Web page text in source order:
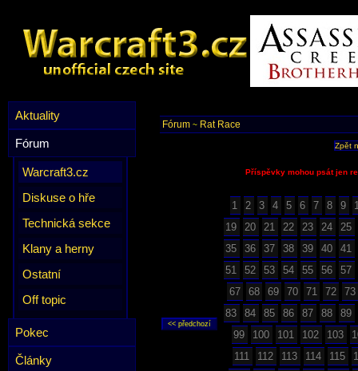
Aktuality
Fórum
Warcraft3.cz
Diskuse o hře
Technická sekce
Klany a herny
Ostatní
Off topic
Pokec
Články
Fórum ~ Rat Race
Zpět
Příspěvky mohou psát jen
1 2 3 4 5 6 7 8 9
19
20 21 22 23 24
25
35
36 37 38 39 40
41
51
52 53 54 55 56
57
67
68 69 70 71 72
73
83
84 85 86 87 88
89
99
100 101 102 103
111
112 113 114 115